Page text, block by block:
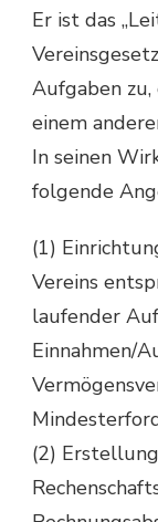
Er ist das
Aufgaben
einem
In seinen
folgende
(1)
Vereins
laufender
Einnahmen/
(2)